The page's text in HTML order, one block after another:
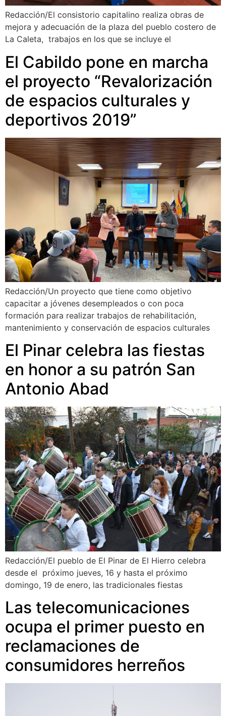
Redacción/El consistorio capitalino realiza obras de
mejora y adecuación de la plaza del pueblo costero de
La Caleta, trabajos en los que se incluye el
El Cabildo pone en marcha
el proyecto “Revalorización
de espacios culturales y
deportivos 2019”
Redacción/Un proyecto que tiene como objetivo
capacitar a jóvenes desempleados o con poca
formación para realizar trabajos de rehabilitación,
mantenimiento y conservación de espacios culturales
El Pinar celebra las fiestas
en honor a su patrón San
Antonio Abad
Redacción/El pueblo de El Pinar de El Hierro celebra
desde el próximo jueves, 16 y hasta el próximo
domingo, 19 de enero, las tradicionales fiestas
Las telecomunicaciones
ocupa el primer puesto en
reclamaciones de
consumidores herreños